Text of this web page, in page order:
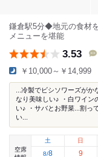
鎌倉駅5分◆地元の食材
メニューを堪能
3.53
￥10,000～￥14,999
...冷製でビシソワーズがか
なり美味しい♪ ・白ワイン
い♪ ・サバとお野菜...割っ
い...
空席
土
8/8
日
9